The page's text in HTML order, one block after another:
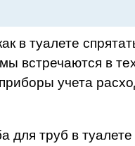
в туалете
встречаются в
учета
для труб в